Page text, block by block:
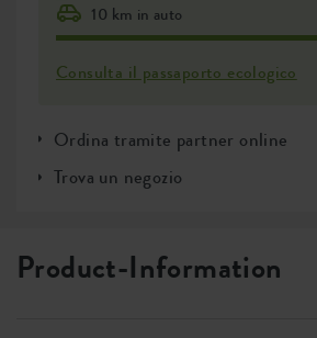
10 km in auto
Consulta il passaporto ecologico
Ordina tramite partner online
Trova un negozio
Product-Information